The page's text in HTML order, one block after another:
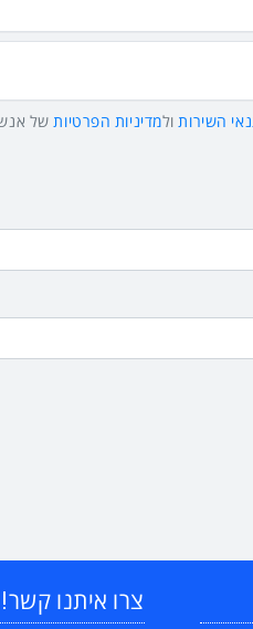
השירותולמדיניות הפרטיותשל
צרו איתנו קשר!